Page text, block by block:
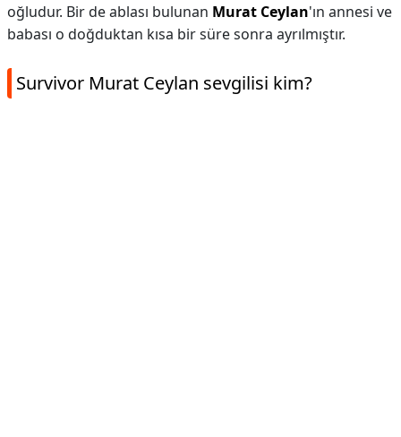
oğludur. Bir de ablası bulunan Murat Ceylan'ın annesi ve
babası o doğduktan kısa bir süre sonra ayrılmıştır.
Survivor Murat Ceylan sevgilisi kim?